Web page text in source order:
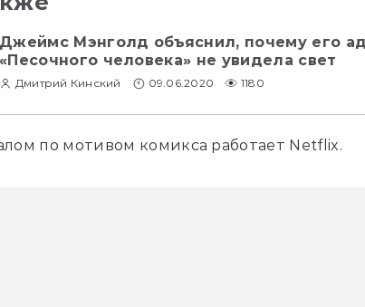
Джеймс Мэнголд объяснил, почему его
«Песочного человека» не увидела свет
Дмитрий Кинский 09.06.2020 1180
по мотивом комикса работает Netflix.